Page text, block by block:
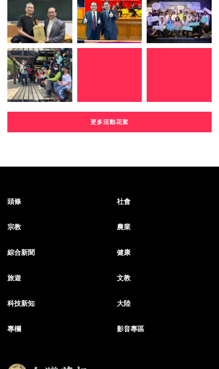
更多活動花絮
頭條 社會
宗教 農業
綜合新聞 健康
旅遊 文教
科技新知 大陸
專欄 影音專區